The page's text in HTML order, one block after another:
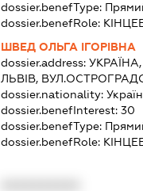
dossier.benefType:
dossier.benefRole:
ШВЕД ОЛЬГА ІГОРІВНА
dossier.address:
ЛЬВІВ,
dossier.nationality:
dossier.benefInterest:30
dossier.benefType:
dossier.benefRole: